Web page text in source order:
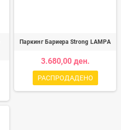
Паркинг Бариера Strong LAMPA
3.680,00 ден.
РАСПРОДАДЕНО